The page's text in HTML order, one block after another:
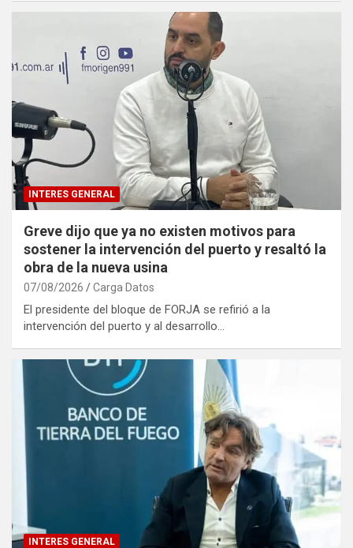
INTERES GENERAL
Greve dijo que ya no existen motivos para
sostener la intervención del puerto y resaltó la
obra de la nueva usina
07/08/2026 Carga Datos
El presidente del bloque de FORJA se refirió a la
intervención del puerto y al desarrollo…
INTERES GENERAL